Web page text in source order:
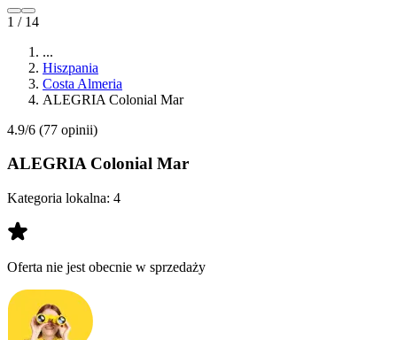
1 / 14
...
Hiszpania
Costa Almeria
ALEGRIA Colonial Mar
4.9/6 (77 opinii)
ALEGRIA Colonial Mar
Kategoria lokalna: 4
Oferta nie jest obecnie w sprzedaży